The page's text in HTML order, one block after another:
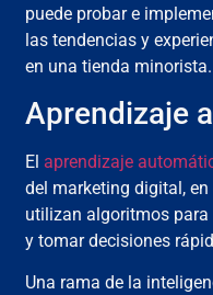
puede probar e
las tendencias y
en una tienda minorista.
Aprendizaje
El aprendizaje
del marketing digital,
utilizan algoritmos para
y tomar decisiones
Una rama de la